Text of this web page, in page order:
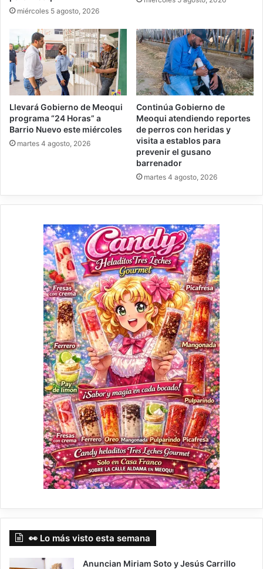
miércoles 5 agosto, 2026
Llevará Gobierno de Meoqui
programa “24 Horas” a
Barrio Nuevo este miércoles
martes 4 agosto, 2026
Continúa Gobierno de
Meoqui atendiendo reportes
de perros con heridas y
visita a establos para
prevenir el gusano
barrenador
martes 4 agosto, 2026
👀 Lo más visto esta semana
Anuncian Miriam Soto y Jesús Carrillo